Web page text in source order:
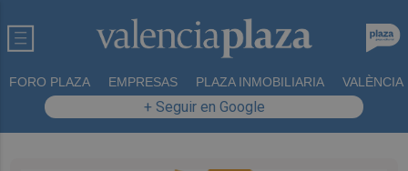
FORO PLAZA EMPRESAS PLAZA INMOBILIARIA VALÈNCIA
+ Seguir en Google